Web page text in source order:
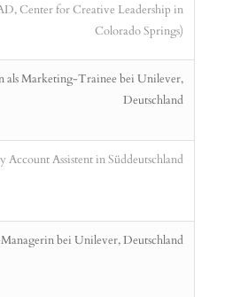
Center for Creative Leadership in
Colorado Springs)
als Marketing-Trainee bei Unilever,
Deutschland
Account Assistent in Süddeutschland
bei Unilever, Deutschland